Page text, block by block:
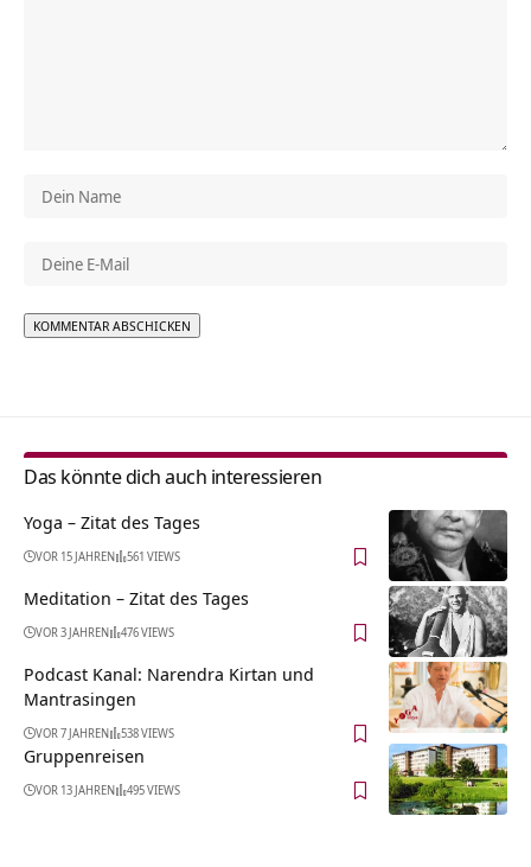
Das könnte dich auch interessieren
Yoga – Zitat des Tages
VOR 15 JAHREN 561 VIEWS
Meditation – Zitat des Tages
VOR 3 JAHREN 476 VIEWS
Podcast Kanal: Narendra Kirtan und
Mantrasingen
VOR 7 JAHREN 538 VIEWS
Gruppenreisen
VOR 13 JAHREN 495 VIEWS